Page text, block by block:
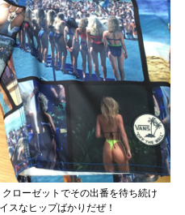
ローゼットでその出番を待ち続け
スなヒップばかりだぜ！